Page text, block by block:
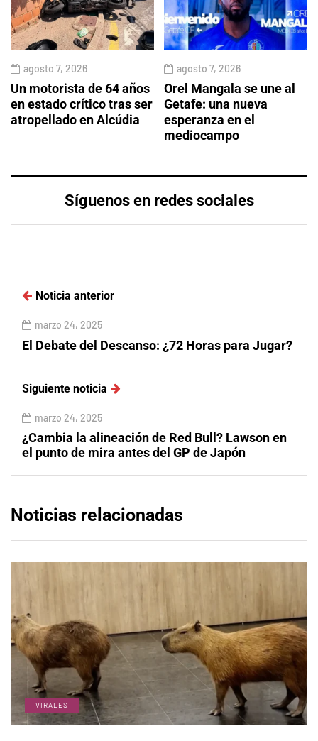
agosto 7, 2026
Un motorista de 64 años
en estado crítico tras ser
atropellado en Alcúdia
agosto 7, 2026
Orel Mangala se une al
Getafe: una nueva
esperanza en el
mediocampo
Síguenos en redes sociales
Noticia anterior
marzo 24, 2025
El Debate del Descanso: ¿72 Horas para Jugar?
Siguiente noticia
marzo 24, 2025
¿Cambia la alineación de Red Bull? Lawson en
el punto de mira antes del GP de Japón
Noticias relacionadas
VIRALES